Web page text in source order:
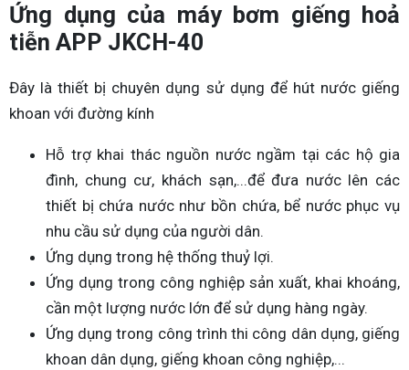
Ứng dụng của máy bơm giếng hoả
tiễn APP JKCH-40
Đây là thiết bị chuyên dụng sử dụng để hút nước giếng
khoan với đường kính
Hỗ trợ khai thác nguồn nước ngầm tại các hộ gia
đình, chung cư, khách sạn,...để đưa nước lên các
thiết bị chứa nước như bồn chứa, bể nước phục vụ
nhu cầu sử dụng của người dân.
Ứng dụng trong hệ thống thuỷ lợi.
Ứng dụng trong công nghiệp sản xuất, khai khoáng,
cần một lượng nước lớn để sử dụng hàng ngày.
Ứng dụng trong công trình thi công dân dụng, giếng
khoan dân dụng, giếng khoan công nghiệp,...